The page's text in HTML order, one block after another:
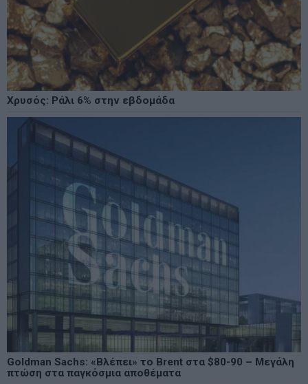
Χρυσός: Ράλι 6% στην εβδομάδα
Goldman Sachs: «Βλέπει» το Brent στα $80-90 – Μεγάλη
πτώση στα παγκόσμια αποθέματα